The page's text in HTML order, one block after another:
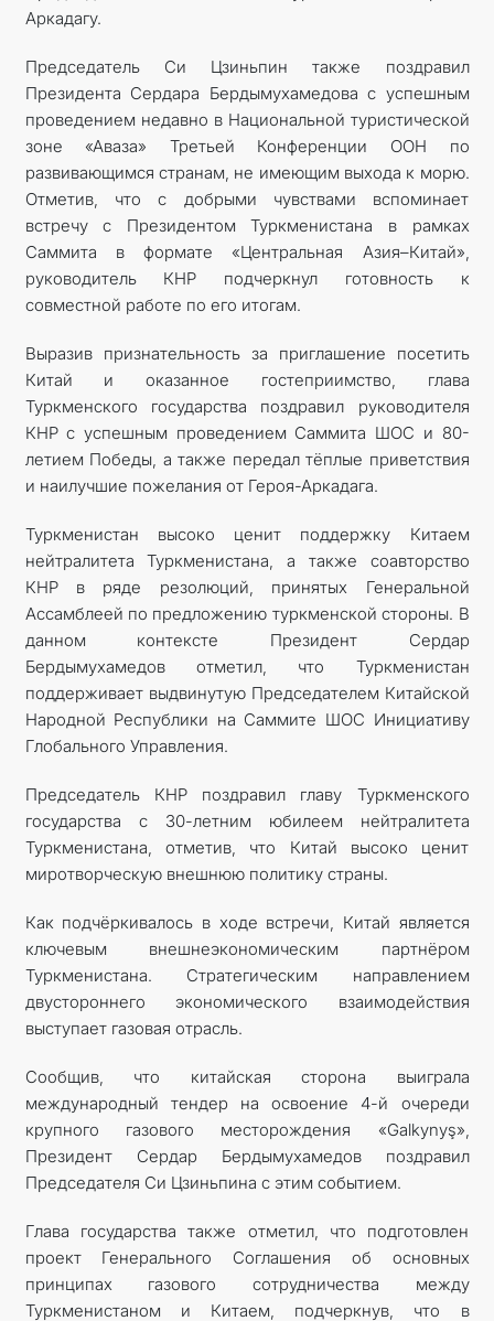
Аркадагу.
Председатель Си Цзиньпин также поздравил
Президента Сердара Бердымухамедова с успешным
проведением недавно в Национальной туристической
зоне «Аваза» Третьей Конференции ООН по
развивающимся странам, не имеющим выхода к морю.
Отметив, что с добрыми чувствами вспоминает
встречу с Президентом Туркменистана в рамках
Саммита в формате «Центральная Азия–Китай»,
руководитель КНР подчеркнул готовность к
совместной работе по его итогам.
Выразив признательность за приглашение посетить
Китай и оказанное гостеприимство, глава
Туркменского государства поздравил руководителя
КНР с успешным проведением Саммита ШОС и 80-
летием Победы, а также передал тёплые приветствия
и наилучшие пожелания от Героя-Аркадага.
Туркменистан высоко ценит поддержку Китаем
нейтралитета Туркменистана, а также соавторство
КНР в ряде резолюций, принятых Генеральной
Ассамблеей по предложению туркменской стороны. В
данном контексте Президент Сердар
Бердымухамедов отметил, что Туркменистан
поддерживает выдвинутую Председателем Китайской
Народной Республики на Саммите ШОС Инициативу
Глобального Управления.
Председатель КНР поздравил главу Туркменского
государства с 30-летним юбилеем нейтралитета
Туркменистана, отметив, что Китай высоко ценит
миротворческую внешнюю политику страны.
Как подчёркивалось в ходе встречи, Китай является
ключевым внешнеэкономическим партнёром
Туркменистана. Стратегическим направлением
двустороннего экономического взаимодействия
выступает газовая отрасль.
Сообщив, что китайская сторона выиграла
международный тендер на освоение 4-й очереди
крупного газового месторождения «Galkynyş»,
Президент Сердар Бердымухамедов поздравил
Председателя Си Цзиньпина с этим событием.
Глава государства также отметил, что подготовлен
проект Генерального Соглашения об основных
принципах газового сотрудничества между
Туркменистаном и Китаем, подчеркнув, что в